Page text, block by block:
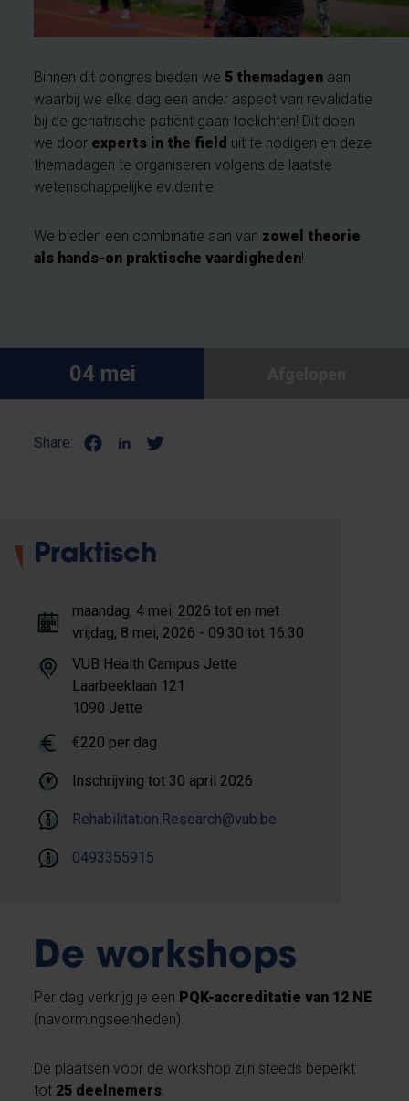
Binnen dit congres bieden we 5 themadagen aan
waarbij we elke dag een ander aspect van revalidatie
bij de geriatrische patiënt gaan toelichten! Dit doen
we door experts in the field uit te nodigen en deze
themadagen te organiseren volgens de laatste
wetenschappelijke evidentie.
We bieden een combinatie aan van zowel theorie
als hands-on praktische vaardigheden!
04 mei
Share:
Praktisch
maandag, 4 mei, 2026 tot en met
vrijdag, 8 mei, 2026 - 09:30 tot 16:30
VUB Health Campus Jette
Laarbeeklaan 121
1090 Jette
€220 per dag
Inschrijving tot 30 april 2026
Rehabilitation.Research@vub.be
0493355915
De workshops
Per dag verkrijg je een PQK-accreditatie van 12 NE
(navormingseenheden).
De plaatsen voor de workshop zijn steeds beperkt
tot 25 deelnemers.